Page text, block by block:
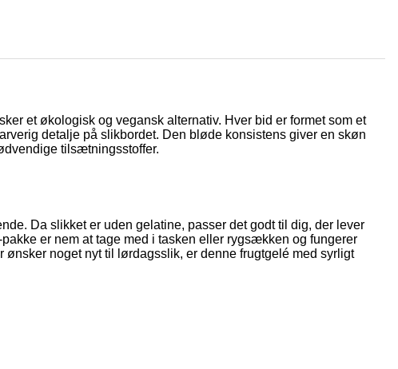
et økologisk og vegansk alternativ. Hver bid er formet som et
detalje på slikbordet. Den bløde konsistens giver en skøn
tilsætningsstoffer.
Da slikket er uden gelatine, passer det godt til dig, der lever
er nem at tage med i tasken eller rygsækken og fungerer
noget nyt til lørdagsslik, er denne frugtgelé med syrligt